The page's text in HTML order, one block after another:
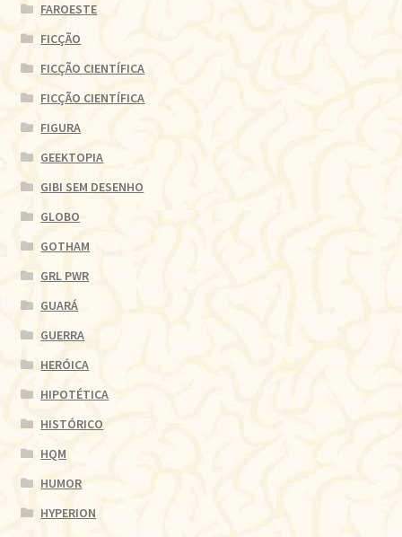
FAROESTE
FICÇÃO
FICÇÃO CIENTÍFICA
FICÇÃO CIENTÍFICA
FIGURA
GEEKTOPIA
GIBI SEM DESENHO
GLOBO
GOTHAM
GRL PWR
GUARÁ
GUERRA
HERÓICA
HIPOTÉTICA
HISTÓRICO
HQM
HUMOR
HYPERION